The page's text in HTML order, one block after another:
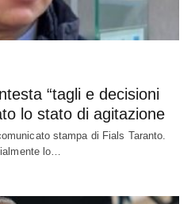
“tagli e decisioni
lo stato di agitazione
stampa di Fials Taranto.
lo…